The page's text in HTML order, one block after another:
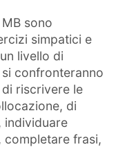
sono
simpatici e
livello di
confronteranno
riscrivere le
di
individuare
frasi,